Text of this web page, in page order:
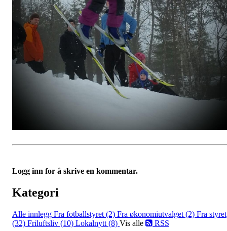
Logg inn for å skrive en kommentar.
Kategori
Alle innlegg Fra fotballstyret (2) Fra økonomiutvalget (2) Fra styret
(32) Friluftsliv (10) Lokalnytt (8) Vis alle RSS